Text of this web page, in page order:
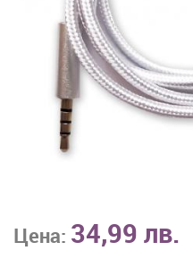
Цена: 34,99 лв.